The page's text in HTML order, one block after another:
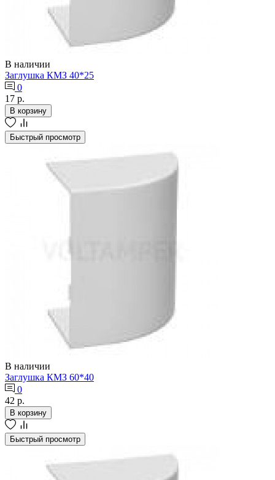
В наличии
Заглушка КМЗ 40*25
0
17 р.
В корзину
Быстрый просмотр
В наличии
Заглушка КМЗ 60*40
0
42 р.
В корзину
Быстрый просмотр